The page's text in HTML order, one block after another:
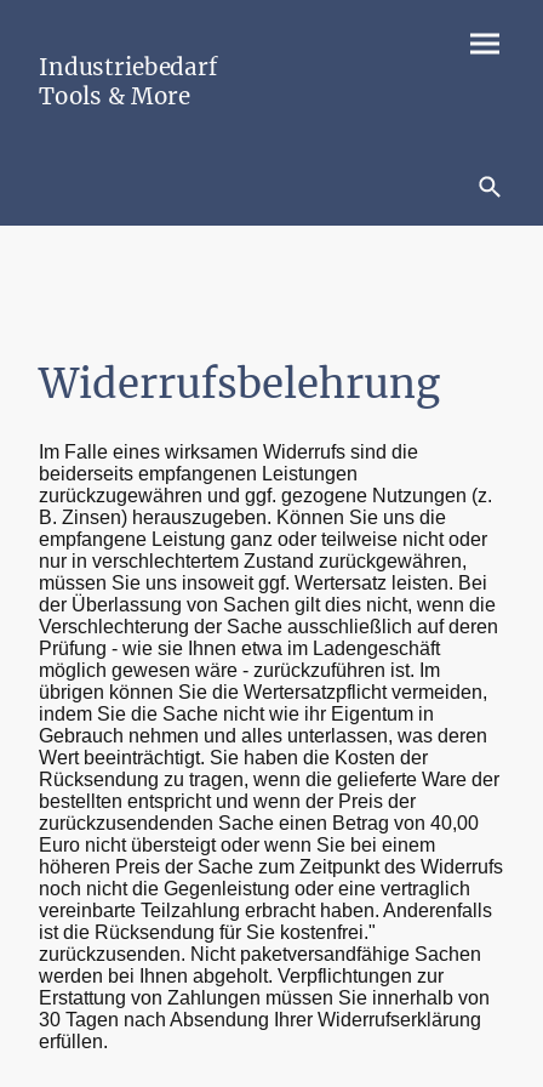
Industriebedarf
Tools & More
Widerrufsbelehrung
Im Falle eines wirksamen Widerrufs sind die
beiderseits empfangenen Leistungen
zurückzugewähren und ggf. gezogene Nutzungen (z.
B. Zinsen) herauszugeben. Können Sie uns die
empfangene Leistung ganz oder teilweise nicht oder
nur in verschlechtertem Zustand zurückgewähren,
müssen Sie uns insoweit ggf. Wertersatz leisten. Bei
der Überlassung von Sachen gilt dies nicht, wenn die
Verschlechterung der Sache ausschließlich auf deren
Prüfung - wie sie Ihnen etwa im Ladengeschäft
möglich gewesen wäre - zurückzuführen ist. Im
übrigen können Sie die Wertersatzpflicht vermeiden,
indem Sie die Sache nicht wie ihr Eigentum in
Gebrauch nehmen und alles unterlassen, was deren
Wert beeinträchtigt. Sie haben die Kosten der
Rücksendung zu tragen, wenn die gelieferte Ware der
bestellten entspricht und wenn der Preis der
zurückzusendenden Sache einen Betrag von 40,00
Euro nicht übersteigt oder wenn Sie bei einem
höheren Preis der Sache zum Zeitpunkt des Widerrufs
noch nicht die Gegenleistung oder eine vertraglich
vereinbarte Teilzahlung erbracht haben. Anderenfalls
ist die Rücksendung für Sie kostenfrei."
zurückzusenden. Nicht paketversandfähige Sachen
werden bei Ihnen abgeholt. Verpflichtungen zur
Erstattung von Zahlungen müssen Sie innerhalb von
30 Tagen nach Absendung Ihrer Widerrufserklärung
erfüllen.